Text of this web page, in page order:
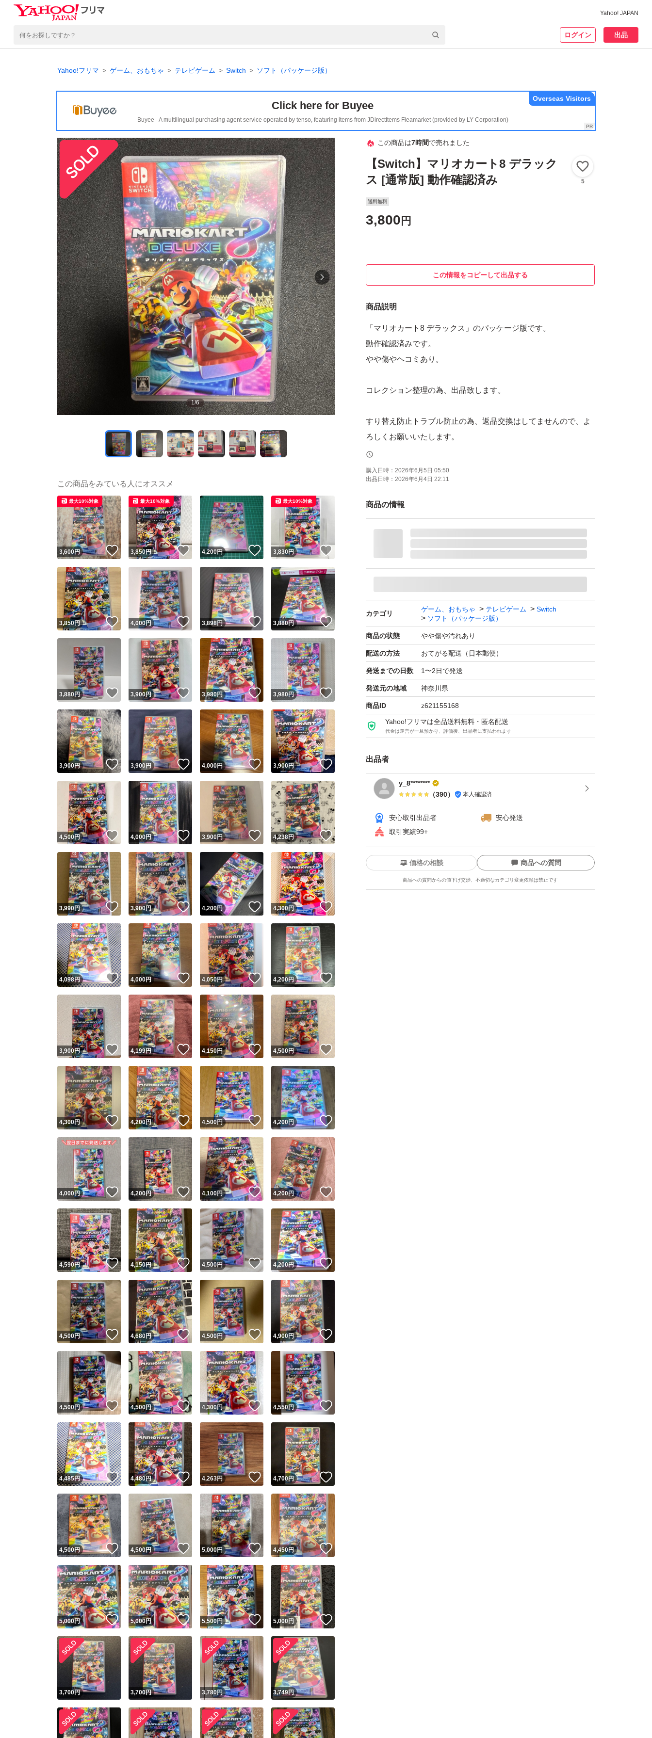
Yahoo! JAPAN
ログイン 出品
Yahoo!フリマ ゲーム、おもちゃ テレビゲーム Switch ソフト（パッケージ版）
Click here for Buyee
Buyee - A multilingual purchasing agent service operated by tenso, featuring items from JDirectItems Fleamarket (provided by LY Corporation)
Overseas Visitors
1/6
この商品は7時間で売れました
【Switch】マリオカート8 デラック
ス [通常版] 動作確認済み
5
送料無料
3,800 円
この情報をコピーして出品する
商品説明
「マリオカート8 デラックス」のパッケージ版です。
動作確認済みです。
やや傷やヘコミあり。
コレクション整理の為、出品致します。
すり替え防止トラブル防止の為、返品交換はしてませんので、よ
ろしくお願いいたします。
※中古品のため細かなスレ、キズ、ヘコミ等はご了承ください。
購入日時： 2026年6月5日 05:50
出品日時： 2026年6月4日 22:11
商品の情報
カテゴリ
ゲーム、おもちゃ テレビゲーム
Switch
ソフト（パッケージ版）
商品の状態 やや傷や汚れあり
配送の方法 おてがる配送（日本郵便）
発送までの日数 1〜2日で発送
発送元の地域 神奈川県
商品ID z621155168
Yahoo!フリマは全品送料無料・匿名配送
代金は運営が一旦預かり、評価後、出品者に支払われます
出品者
y_8********
（390） 本人確認済
安心取引出品者
安心発送
取引実績99+
ユーザーの実績について
Yahoo!フリマが定めた一定の基準を満たしたユーザーにバッジを付与しています
安心取引出品者
安心取引出品者 Yahoo!フリマの基準をクリアした安心・安全なユーザーです
取引実績
取引実績◯+ このユーザーはYahoo!フリマの取引を完了させた実績があります
他フリマ実績◯+ このユーザーは他フリマサービスでの取引実績があります
スピード&安心発送
※このバッジは実績に基づく表示であり、発送を保証しているものではありません
スピード＆安心発送
このユーザーは高頻度で24時間以内＆設定した発送日数内に発送してい
ます
スピード発送 このユーザーは高頻度で24時間以内に発送しています
安心発送 このユーザーは設定した発送日数内に発送しています
価格の相談 商品への質問
商品への質問からの値下げ交渉、不適切なカテゴリ変更依頼は禁止です
この商品の情報をコピーします
商品画像の無断転載は禁止されています
コピーは1商品につき1回です
出品ページへ
キャンセル
この商品をみている人にオススメ
3,600円 いいね！
最大10%対象
3,850円 いいね！
最大10%対象
4,200円 いいね！
3,830円
最大10%対象
3,850円 いいね！
4,000円 いいね！
3,898円 いいね！
3,880円 いいね！
3,880円 いいね！
3,900円 いいね！
3,980円 いいね！
3,980円
3,900円 いいね！
3,900円 いいね！
4,000円 いいね！
3,900円 いいね！
4,500円 いいね！
4,000円 いいね！
3,900円 いいね！
4,238円 いいね！
3,990円 いいね！
3,900円 いいね！
4,200円 いいね！
4,300円 いいね！
4,098円 いいね！
4,000円 いいね！
4,050円 いいね！
4,200円
3,900円 いいね！
4,199円 いいね！
4,150円 いいね！
4,500円
4,300円 いいね！
4,200円 いいね！
4,500円 いいね！
4,200円
4,000円 いいね！
4,200円 いいね！
4,100円 いいね！
4,200円 いいね！
4,590円 いいね！
4,150円 いいね！
4,500円 いいね！
4,200円
4,500円 いいね！
4,680円 いいね！
4,500円 いいね！
4,900円
4,500円 いいね！
4,500円 いいね！
4,300円 いいね！
4,550円
4,485円 いいね！
4,480円 いいね！
4,263円 いいね！
4,700円
4,500円 いいね！
4,500円 いいね！
5,000円 いいね！
4,450円 いいね！
5,000円 いいね！
5,000円 いいね！
5,500円 いいね！
5,000円 いいね！
3,700円 3,700円 3,780円 3,749円